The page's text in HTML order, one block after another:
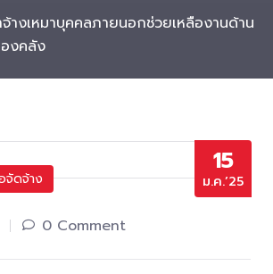
จ้างเหมาบุคคลภายนอกช่วยเหลืองานด้าน
งคลัง
15
ม.ค.’25
จัดจ้าง
0 Comment